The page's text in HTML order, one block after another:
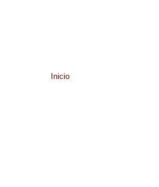
Inicio